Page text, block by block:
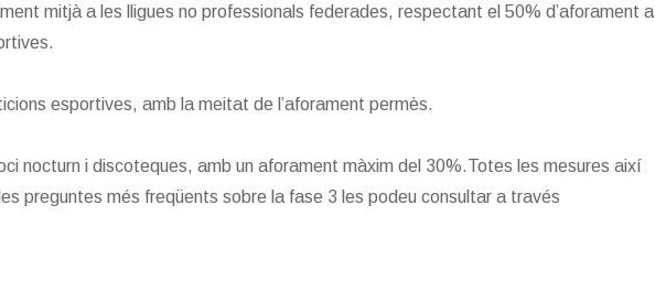
mitjà a les lligues no professionals federades, respectant el 50% d’aforament a
esportives, amb la meitat de l’aforament permès.
nocturn i discoteques, amb un aforament màxim del 30%.Totes les mesures així
preguntes més freqüents sobre la fase 3 les podeu consultar a través